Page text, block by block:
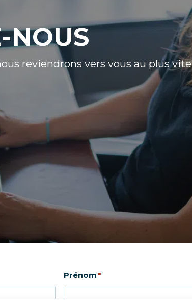
NOUS
reviendrons vers vous au plus vite
Prénom *